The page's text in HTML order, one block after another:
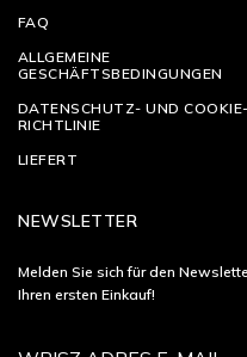
FAQ
ALLGEMEINE
GESCHÄFTSBEDINGUNGEN
DATENSCHUTZ- UND COOKIE-
RICHTLINIE
LIEFERT
NEWSLETTER
Melden Sie sich für den
Ihren ersten Einkauf!